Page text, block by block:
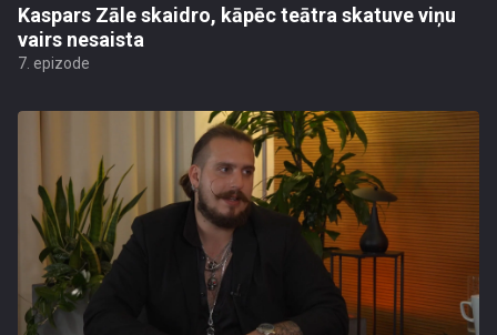
Kaspars Zāle skaidro, kāpēc teātra skatuve viņu
vairs nesaista
7. epizode